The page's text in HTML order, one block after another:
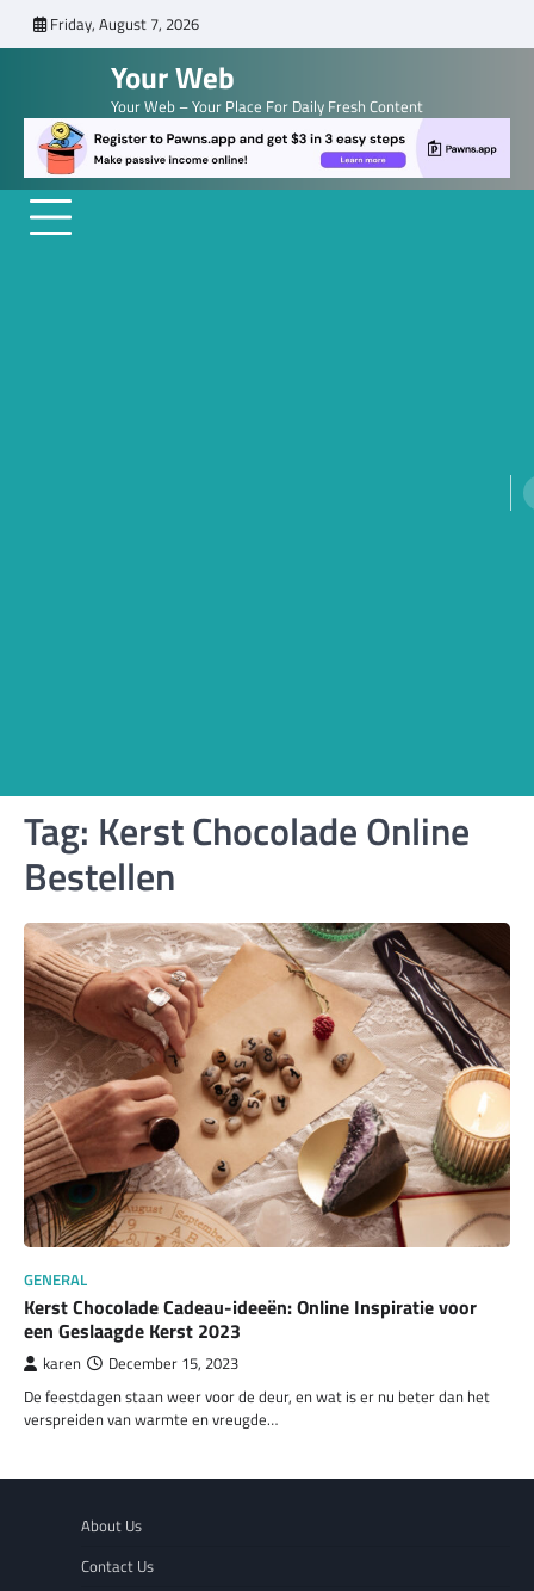
to
Friday, August 7, 2026
Your Web
Your Web – Your Place For Daily Fresh Content
Tag: Kerst Chocolade Online
Bestellen
GENERAL
Kerst Chocolade Cadeau-ideeën: Online Inspiratie voor
een Geslaagde Kerst 2023
karen December 15, 2023
De feestdagen staan weer voor de deur, en wat is er nu beter dan het
verspreiden van warmte en vreugde…
About Us
Contact Us